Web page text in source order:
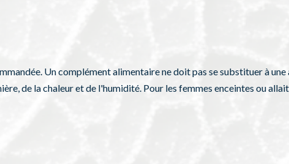
Un complément alimentaire ne doit pas se substituer à
de la chaleur et de l'humidité. Pour les femmes enceintes ou